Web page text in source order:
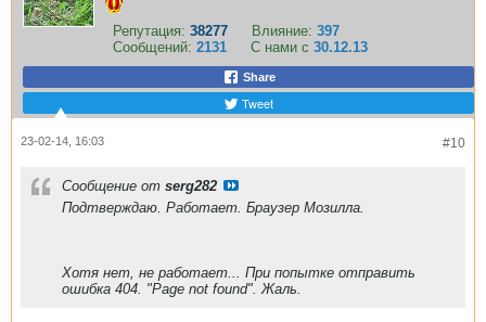
Репутация: 38277 Влияние: 397
Сообщений: 2131 С нами с 30.12.13
Share
Tweet
#10
23-02-14, 16:03
Сообщение от serg282
Подтверждаю. Работает. Браузер Мозилла.
Хотя нет, не работает... При попытке отправить
ошибка 404. "Page not found". Жаль.